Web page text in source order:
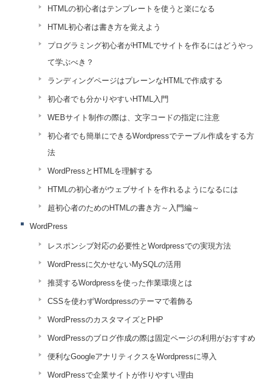
HTMLの初心者はテンプレートを使うと楽になる
HTML初心者は書き方を覚えよう
プログラミング初心者がHTMLでサイトを作るにはどうやっ
て学ぶべき？
ランディングページはプレーンなHTMLで作成する
初心者でも分かりやすいHTML入門
WEBサイト制作の際は、文字コードの指定に注意
初心者でも簡単にできるWordpressでテーブル作成をする方
法
WordPressとHTMLを理解する
HTMLの初心者がウェブサイトを作れるようになるには
超初心者のためのHTMLの書き方～入門編～
WordPress
レスポンシブ対応の必要性とWordpressでの実現方法
WordPressに欠かせないMySQLの活用
推奨するWordpressを使った作業環境とは
CSSを使わずWordpressのテーマで着飾る
WordPressのカスタマイズとPHP
WordPressのブログ作成の際は固定ページの利用がおすすめ
便利なGoogleアナリティクスをWordpressに導入
WordPressで企業サイトが作りやすい理由